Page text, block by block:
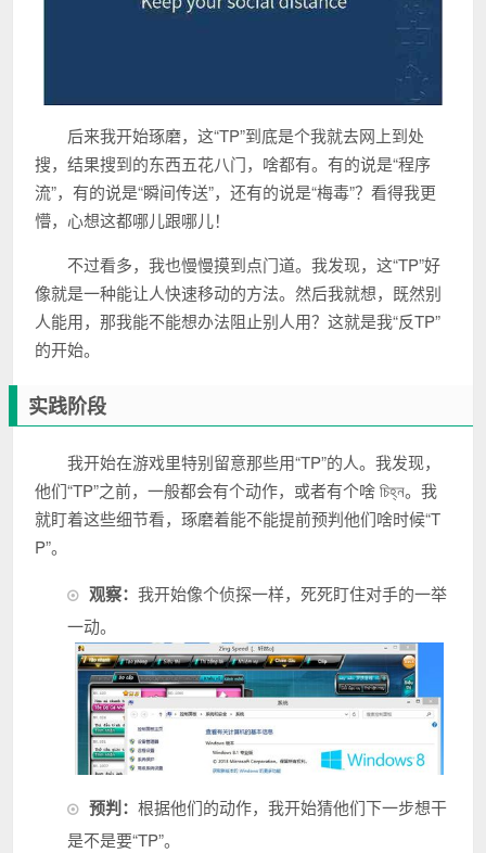
后来我开始琢磨，这“TP”到底是个我就去网上到处
搜，结果搜到的东西五花八门，啥都有。有的说是“程序
流”，有的说是“瞬间传送”，还有的说是“梅毒”？看得我更
懵，心想这都哪儿跟哪儿！
不过看多，我也慢慢摸到点门道。我发现，这“TP”好
像就是一种能让人快速移动的方法。然后我就想，既然别
人能用，那我能不能想办法阻止别人用？这就是我“反TP”
的开始。
实践阶段
我开始在游戏里特别留意那些用“TP”的人。我发现，
他们“TP”之前，一般都会有个动作，或者有个啥 চিহ্ন。我
就盯着这些细节看，琢磨着能不能提前预判他们啥时候“T
P”。
观察：我开始像个侦探一样，死死盯住对手的一举
一动。
预判：根据他们的动作，我开始猜他们下一步想干
是不是要“TP”。